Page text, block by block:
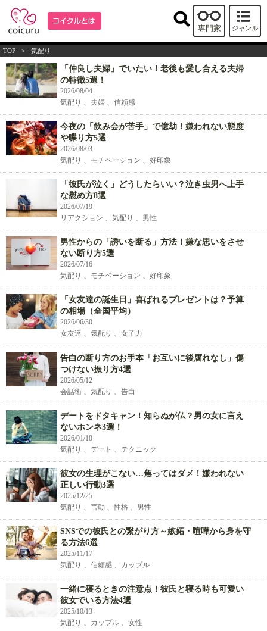
ジャンル
専門家
TOP > 気配り
「仲良し夫婦」でいたい！老後も愛し合える夫婦
の特徴5選！
2026/08/04
気配り 、夫婦 、信頼感
今夜の「飲み会が苦手」で億劫！嫌われない態度
や喋り方5選
2026/08/03
気配り 、モチベーション 、好印象
「彼氏が泣く」どうしたらいい？泣き虫男へ上手
な慰め方8選
2026/07/19
リアクション 、気配り 、男性
男性からの「誘いを断る」方法！嫌な思いをさせ
ない断り方5選
2026/07/16
気配り 、モチベーション 、好印象
「女友達の誕生日」喜ばれるプレゼントは？予算
の相場（全国平均）
2026/06/30
女友達 、気配り 、女子力
告白の断り方のお手本「お互いに後腐れなし」傷
つけない振り方4選
2026/05/12
会話術 、気配り 、告白
デートをドタキャン！知らぬが仏？男の女に言え
ないホンネ3選！
2026/01/10
気配り 、デート 、テクニック
彼女の生理がこない…焦ってはダメ！嫌われない
正しい行動3選
2025/12/25
気配り 、言動 、性格 、男性
SNSでの彼氏との繋がり方～嫉妬・喧嘩から身を守
る方法6選
2025/11/17
気配り 、信頼感 、カップル
一緒に寝るときの注意点！彼氏と寝る時も可愛い
彼女でいる方法4選
2025/10/13
気配り 、カップル 、女性